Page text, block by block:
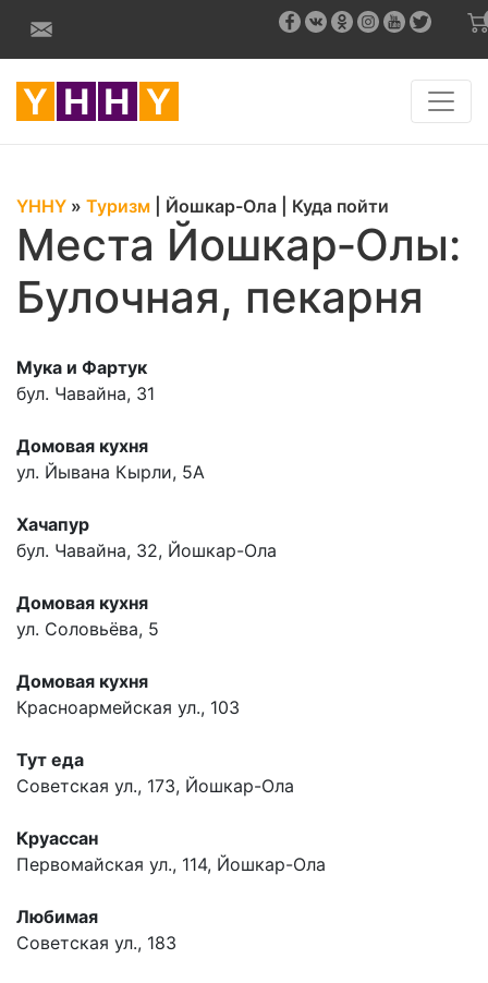
YHHY » Туризм Йошкар-Ола Куда пойти
Места Йошкар‑Олы:
Булочная, пекарня
Мука и Фартук
бул. Чавайна, 31
Домовая кухня
ул. Йывана Кырли, 5А
Хачапур
бул. Чавайна, 32, Йошкар-Ола
Домовая кухня
ул. Соловьёва, 5
Домовая кухня
Красноармейская ул., 103
Тут еда
Советская ул., 173, Йошкар-Ола
Круассан
Первомайская ул., 114, Йошкар-Ола
Любимая
Советская ул., 183